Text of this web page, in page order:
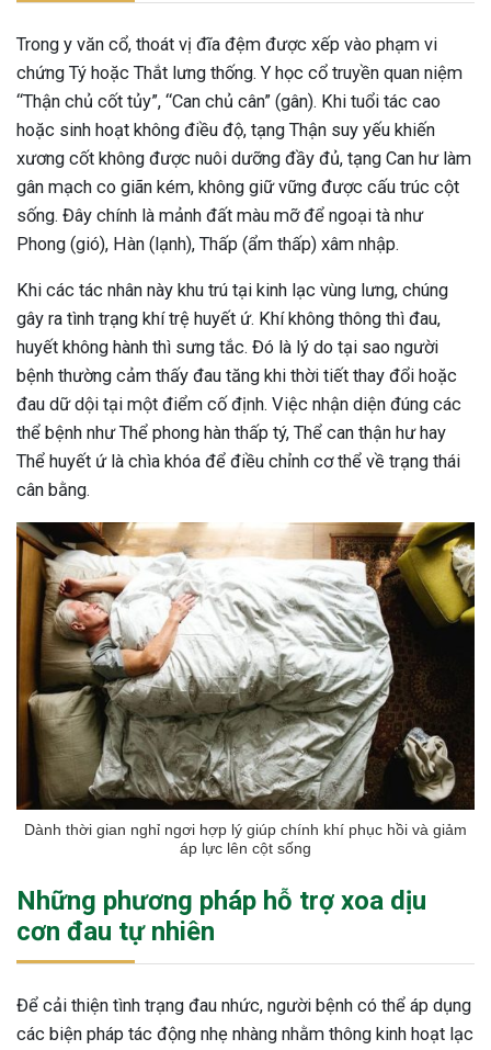
Sau Sinh Có Tự Khỏi
Thông Tin Cần Biết
sau sinh là tình trạng viêm da
phổ biến, khiến đôi bàn tay,
của chị em trở nên khô...
Trong y văn cổ, thoát vị đĩa đệm được xếp vào phạm vi
chứng Tý hoặc Thắt lưng thống. Y học cổ truyền quan niệm
“Thận chủ cốt tủy”, “Can chủ cân” (gân). Khi tuổi tác cao
hoặc sinh hoạt không điều độ, tạng Thận suy yếu khiến
xương cốt không được nuôi dưỡng đầy đủ, tạng Can hư làm
gân mạch co giãn kém, không giữ vững được cấu trúc cột
sống. Đây chính là mảnh đất màu mỡ để ngoại tà như
Phong (gió), Hàn (lạnh), Thấp (ẩm thấp) xâm nhập.
Khi các tác nhân này khu trú tại kinh lạc vùng lưng, chúng
gây ra tình trạng khí trệ huyết ứ. Khí không thông thì đau,
huyết không hành thì sưng tắc. Đó là lý do tại sao người
bệnh thường cảm thấy đau tăng khi thời tiết thay đổi hoặc
đau dữ dội tại một điểm cố định. Việc nhận diện đúng các
thể bệnh như Thể phong hàn thấp tý, Thể can thận hư hay
Thể huyết ứ là chìa khóa để điều chỉnh cơ thể về trạng thái
cân bằng.
Dành thời gian nghỉ ngơi hợp lý giúp chính khí phục hồi và giảm
áp lực lên cột sống
Những phương pháp hỗ trợ xoa dịu
cơn đau tự nhiên
Để cải thiện tình trạng đau nhức, người bệnh có thể áp dụng
các biện pháp tác động nhẹ nhàng nhằm thông kinh hoạt lạc